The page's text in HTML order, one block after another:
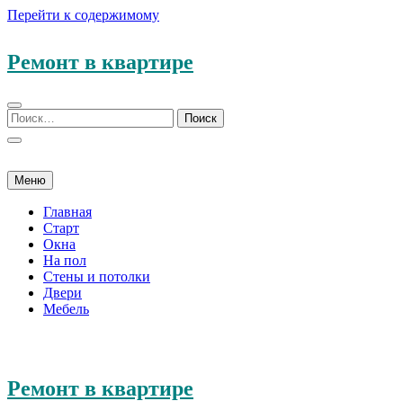
Перейти к содержимому
Ремонт в квартире
Меню
Главная
Старт
Окна
На пол
Стены и потолки
Двери
Мебель
Ремонт в квартире